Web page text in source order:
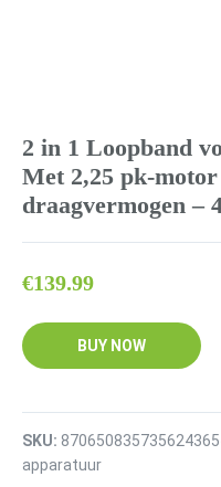
2 in 1 Loopband
Met 2,25 pk-
draagvermogen –
€139.99
BUY NOW
SKU:
apparatuur